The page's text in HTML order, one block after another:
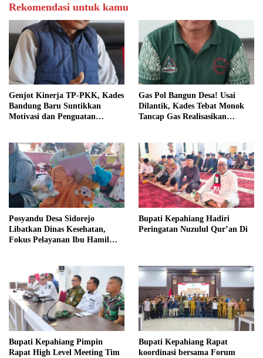
Rekomendasi untuk kamu
Genjot Kinerja TP-PKK, Kades
Bandung Baru Suntikkan
Motivasi dan Penguatan
Gas Pol Bangun Desa! Usai
Dilantik, Kades Tebat Monok
Tancap Gas Realisasikan
Posyandu Desa Sidorejo
Libatkan Dinas Kesehatan,
Fokus Pelayanan Ibu Hamil
Bupati Kepahiang Hadiri
Peringatan Nuzulul Qur’an Di
Bupati Kepahiang Pimpin
Rapat High Level Meeting Tim
Bupati Kepahiang Rapat
koordinasi bersama Forum